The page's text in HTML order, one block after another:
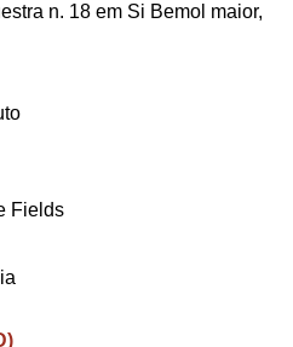
n. 18 em Si Bemol maior,
Fields